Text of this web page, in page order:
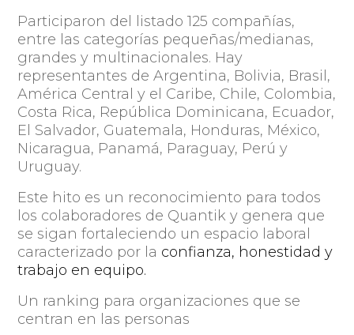
Participaron del listado 125 compañías,
entre las categorías pequeñas/medianas,
grandes y multinacionales. Hay
representantes deArgentina, Bolivia, Brasil,
América Central y el Caribe, Chile, Colombia,
Costa Rica, República Dominicana, Ecuador,
El Salvador, Guatemala, Honduras, México,
Nicaragua, Panamá, Paraguay, Perú y
Uruguay.
Este hito es un reconocimiento para todos
los colaboradores de Quantik y genera que
se sigan fortaleciendo un espacio laboral
caracterizado por la confianza, honestidad y
trabajo en equipo.
Un ranking para organizaciones que se
centran en las personas